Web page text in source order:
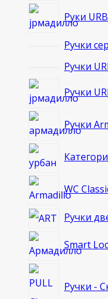
Руки
Ручки
Ручки
Ручки
Ручки
WC
Ручки
Smart
Ручки -